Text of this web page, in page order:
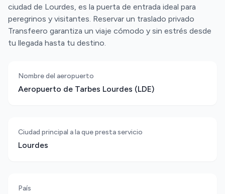
ciudad de Lourdes, es la puerta de entrada ideal para
peregrinos y visitantes. Reservar un traslado privado
Transfeero garantiza un viaje cómodo y sin estrés desde
tu llegada hasta tu destino.
Nombre del aeropuerto
Aeropuerto de Tarbes Lourdes (LDE)
Ciudad principal a la que presta servicio
Lourdes
País